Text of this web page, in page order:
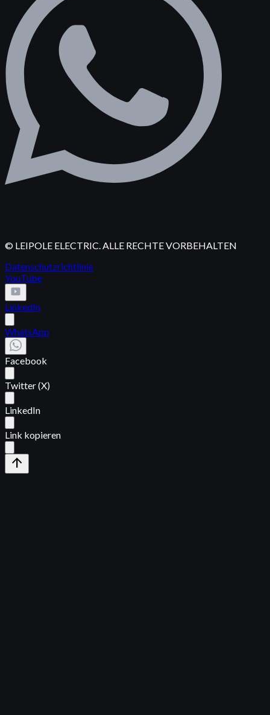
© LEIPOLE ELECTRIC. ALLE RECHTE VORBEHALTEN
Datenschutzrichtlinie
YouTube
LinkedIn
WhatsApp
Facebook
Twitter (X)
LinkedIn
Link kopieren
arrow_upward